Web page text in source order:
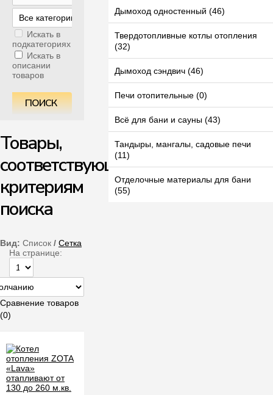
Дымоход одностенный (46)
Твердотопливные котлы отопления
(32)
Дымоход сэндвич (46)
Печи отопительные (0)
Всё для бани и сауны (43)
Тандыры, мангалы, садовые печи
(11)
Отделочные материалы для бани
(55)
Искать в
подкатегориях
Искать в
описании
товаров
Товары,
соответствующие
критериям
поиска
Вид: Список / Сетка
На странице:
Сравнение товаров
(0)